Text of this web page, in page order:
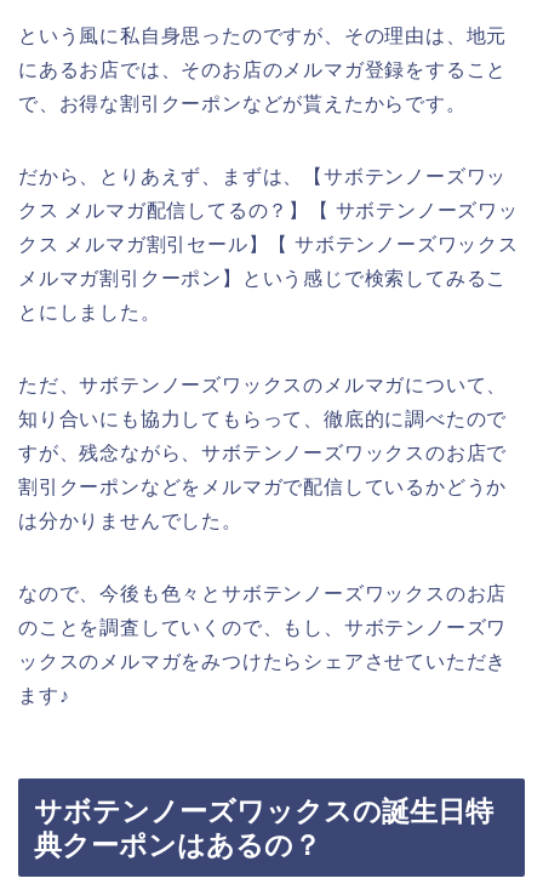
という風に私自身思ったのですが、その理由は、地元
にあるお店では、そのお店のメルマガ登録をすること
で、お得な割引クーポンなどが貰えたからです。
だから、とりあえず、まずは、【サボテンノーズワッ
クス メルマガ配信してるの？】【 サボテンノーズワッ
クス メルマガ割引セール】【 サボテンノーズワックス
メルマガ割引クーポン】という感じで検索してみるこ
とにしました。
ただ、サボテンノーズワックスのメルマガについて、
知り合いにも協力してもらって、徹底的に調べたので
すが、残念ながら、サボテンノーズワックスのお店で
割引クーポンなどをメルマガで配信しているかどうか
は分かりませんでした。
なので、今後も色々とサボテンノーズワックスのお店
のことを調査していくので、もし、サボテンノーズワ
ックスのメルマガをみつけたらシェアさせていただき
ます♪
サボテンノーズワックスの誕生日特
典クーポンはあるの？